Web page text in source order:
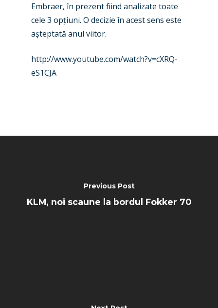
Embraer, în prezent fiind analizate toate
cele 3 opțiuni. O decizie în acest sens este
așteptată anul viitor.
http://www.youtube.com/watch?v=cXRQ-
eS1CJA
Previous Post
KLM, noi scaune la bordul Fokker 70
Farnborough 2022
Dubai 2019
Jobs